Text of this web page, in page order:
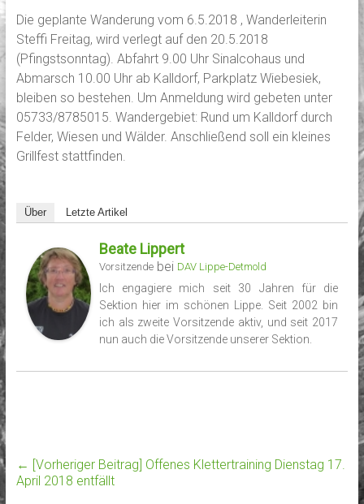
Die geplante Wanderung vom 6.5.2018 , Wanderleiterin
Steffi Freitag, wird verlegt auf den 20.5.2018
(Pfingstsonntag). Abfahrt 9.00 Uhr Sinalcohaus und
Abmarsch 10.00 Uhr ab Kalldorf, Parkplatz Wiebesiek,
bleiben so bestehen. Um Anmeldung wird gebeten unter
05733/8785015. Wandergebiet: Rund um Kalldorf durch
Felder, Wiesen und Wälder. Anschließend soll ein kleines
Grillfest stattfinden.
Über Letzte Artikel
Beate Lippert
Vorsitzendebei DAV Lippe-Detmold
Ich engagiere mich seit 30 Jahren für die
Sektion hier im schönen Lippe. Seit 2002 bin
ich als zweite Vorsitzende aktiv, und seit 2017
nun auch die Vorsitzende unserer Sektion.
← [Vorheriger Beitrag] Offenes Klettertraining Dienstag 17.
April 2018 entfällt